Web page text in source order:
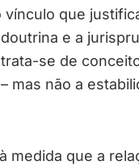
que
e a
se de
mas não a
medida que a